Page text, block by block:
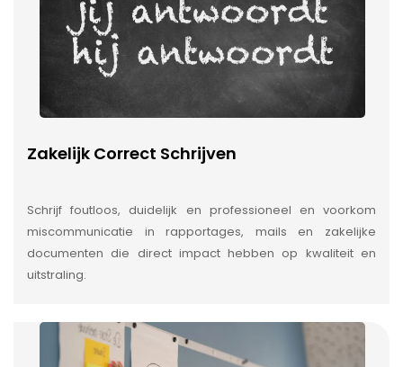
Zakelijk Correct Schrijven
Schrijf foutloos, duidelijk en professioneel en voorkom
miscommunicatie in rapportages, mails en zakelijke
documenten die direct impact hebben op kwaliteit en
uitstraling.